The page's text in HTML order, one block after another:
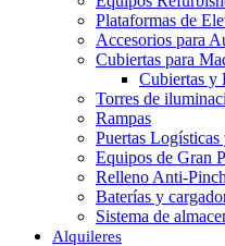
Plataformas de
Accesorios para
Cubiertas para
Cubiertas y
Torres de
Rampas
Puertas
Equipos de Gran
Relleno Anti-
Baterías y
Sistema de
Alquileres